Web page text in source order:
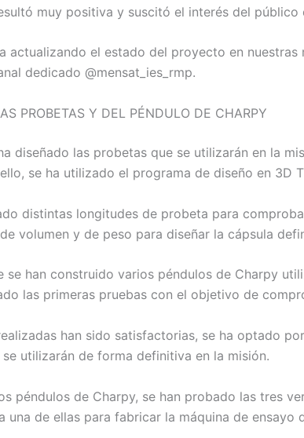
muy positiva y suscitó el interés del
actualizando el estado del proyecto en
dedicado @mensat_ies_rmp.
PROBETAS Y DEL PÉNDULO DE CHARPY
diseñado las probetas que se utilizarán en la
se ha utilizado el programa de diseño en
distintas longitudes de probeta para
volumen y de peso para diseñar la cápsula
se han construido varios péndulos de Charpy
las primeras pruebas con el objetivo de
han sido satisfactorias, se ha optado
utilizarán de forma definitiva en la misión.
péndulos de Charpy, se han probado las tres
una de ellas para fabricar la máquina de ensayo